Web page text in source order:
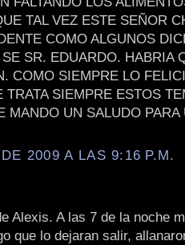
TAL VEZ ESTE SEÑOR
COMO ALGUNOS
SR. EDUARDO. HABRIA
COMO SIEMPRE LO
TRATA SIEMPRE ESTOS
MANDO UN SALUDO PARA
2009 A LAS 9:16 P.M.
Alexis. A las 7 de la noche
que lo dejaran salir,